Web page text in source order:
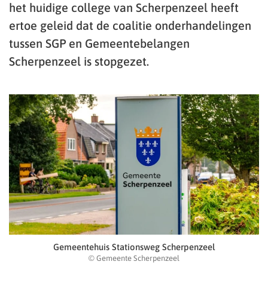
het huidige college van Scherpenzeel heeft
ertoe geleid dat de coalitie onderhandelingen
tussen SGP en Gemeentebelangen
Scherpenzeel is stopgezet.
Gemeentehuis Stationsweg Scherpenzeel
© Gemeente Scherpenzeel